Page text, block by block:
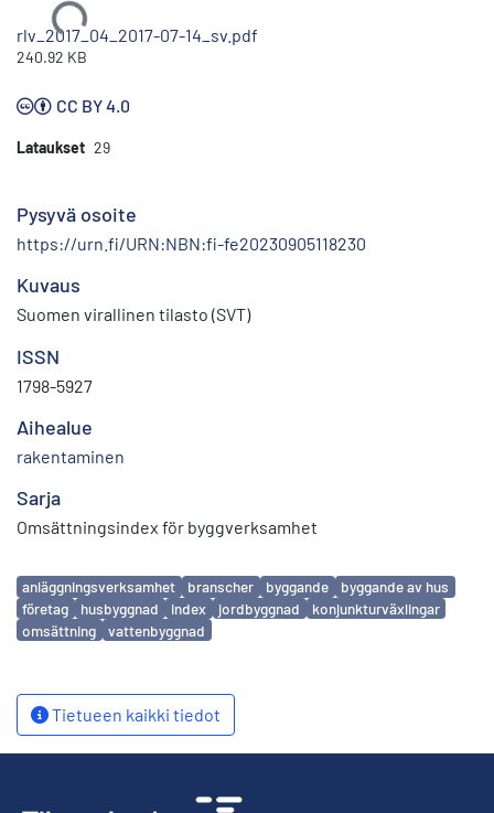
Ladataan...
rlv_2017_04_2017-07-14_sv.pdf
240.92 KB
CC BY 4.0
Lataukset 29
Pysyvä osoite
https://urn.fi/URN:NBN:fi-fe20230905118230
Kuvaus
Suomen virallinen tilasto (SVT)
ISSN
1798-5927
Aihealue
rakentaminen
Sarja
Omsättningsindex för byggverksamhet
Avainsanat
anläggningsverksamhet branscher byggande
byggande av hus
företag
husbyggnad index jordbyggnad
konjunkturväxlingar
omsättning
vattenbyggnad
Tietueen kaikki tiedot